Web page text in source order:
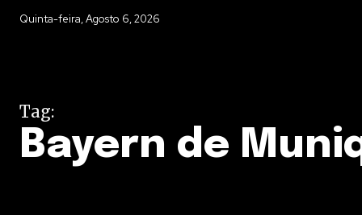
Quinta-feira, Agosto 6, 2026
Tag:
Bayern de